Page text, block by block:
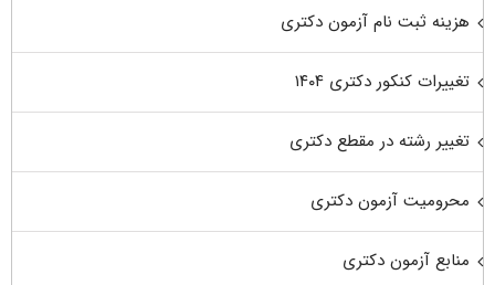
هزینه ثبت نام آزمون دکتری
تغییرات کنکور دکتری ۱۴۰۴
تغییر رشته در مقطع دکتری
محرومیت آزمون دکتری
منابع آزمون دکتری